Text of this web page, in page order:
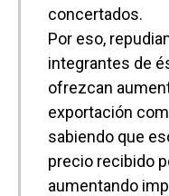
concertados.
Por eso,
integrantes de
ofrezcan
exportación
sabiendo que
precio recibido
aumentando